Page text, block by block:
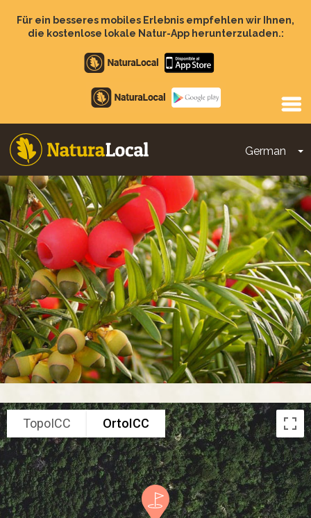
zumFür ein besseres mobiles Erlebnis empfehlen wir Ihnen,
die kostenlose lokale Natur-App herunterzuladen.:
Apple
store
Google
Play
German
Main
navigation
TopoICC OrtoICC